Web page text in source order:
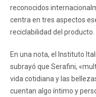
reconocidos
centra en tres aspectos
reciclabilidad del producto.
En una nota, el Instituto
subrayó que Serafini,
vida cotidiana y las
cuentan algo íntimo y